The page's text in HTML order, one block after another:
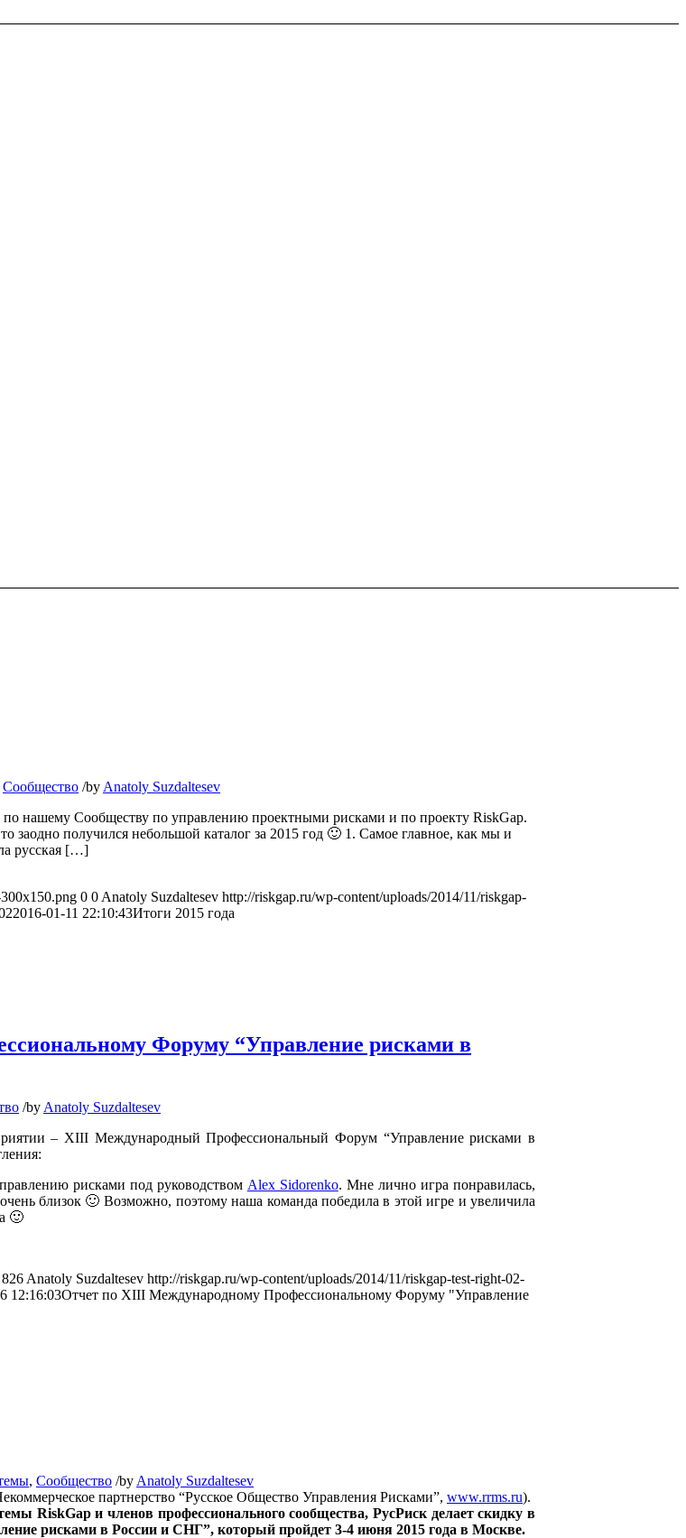
Сообщество /by Anatoly Suzdaltesev
нашему Cообществу по управлению проектными рисками и по проекту RiskGap.
заодно получился небольшой каталог за 2015 год 🙂 1. Самое главное, как мы и
русская […]
0 0 Anatoly Suzdaltesev http://riskgap.ru/wp-content/uploads/2014/11/riskgap-
2016-01-11 22:10:43Итоги 2015 года
Форуму “Управление рисками в
/by Anatoly Suzdaltesev
– ХIII Международный Профессиональный Форум “Управление рисками в
рисками под руководством Alex Sidorenko. Мне лично игра понравилась,
близок 🙂 Возможно, поэтому наша команда победила в этой игре и увеличила
🙂
826 Anatoly Suzdaltesev http://riskgap.ru/wp-content/uploads/2014/11/riskgap-test-right-02-
12:16:03Отчет по ХIII Международному Профессиональному Форуму "Управление
, Сообщество /by Anatoly Suzdaltesev
партнерство “Русское Общество Управления Рисками”, www.rrms.ru).
RiskGap и членов профессионального сообщества, РусРиск делает скидку в
рисками в России и СНГ”, который пройдет 3-4 июня 2015 года в Москве.